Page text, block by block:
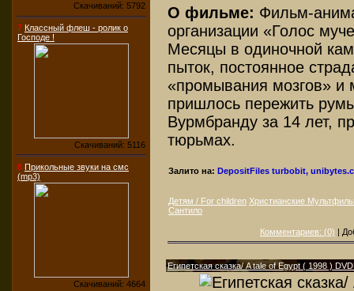
Скачиваний: 5792
7 Классный флеш - ролик о
Господе !
Скачиваний: 5116
8 Прикольные звуки на смс
(mp3)
Скачиваний: 4664
О фильме: Фильм-
организации «Голос
Месяцы в одиночной
пыток, постоянное
«промывания мозгов» и
пришлось пережить
Вурмбранду за 14 лет,
тюрьмах.
Залито на: DepositFiles turbobit,
Детям / For children Христианские
Сантило
Комментариев: (0) |
Египетская сказка/ A tale of Egypt ( 1998 )